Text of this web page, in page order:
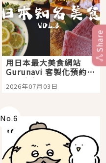
用日本最大美食網站
Gurunavi 客製化預約九
大都市餐廳，打造專屬
美食體驗！
2026年07月03日
No.6
Share